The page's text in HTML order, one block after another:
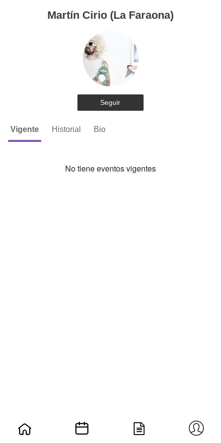
Martín Cirio (La Faraona)
Seguir
Vigente Historial Bio
No tiene eventos vigentes